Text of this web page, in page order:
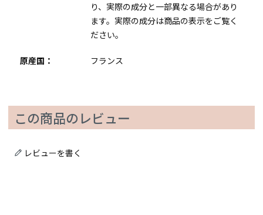
り、実際の成分と一部異なる場合があり
ます。実際の成分は商品の表示をご覧く
ださい。
原産国： フランス
この商品のレビュー
レビューを書く